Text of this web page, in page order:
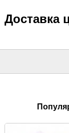
Доставка